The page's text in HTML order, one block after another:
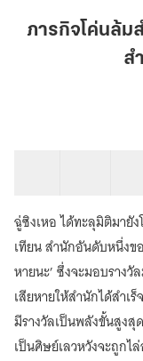
ล้ม
สำนัก
ดัน
สร้าง
เสีย
ได้
เล่ม
12
ภารกิจโค่นล้ม
ส
ฉู่ซิงเหอ ได้ทะลุมิติมายั
เทียน สำนักอันดับหนึ่งข
หายนะ’ ซึ่งจะมอบรางวั
เสียหายให้สำนักได้สำเ
มีรางวัลเป็นพลังขั้นสูงสุ
เป็นศิษย์เลวหวังจะถูกไ